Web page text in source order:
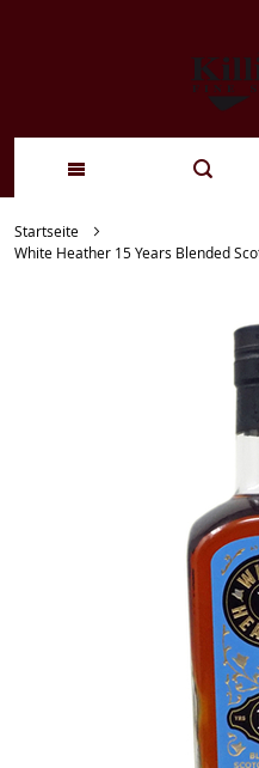
Zum
Startseite
White Heather 15 Years Blended